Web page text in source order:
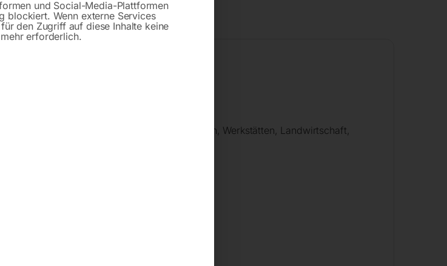
Betriebsanleitung
in Schulen, Lehrwerkstätten, Garagen, Werkstätten, Landwirtschaft,
der Prismenblöcke
und Social-Media-Plattformen
blockiert. Wenn externe Services
den Zugriff auf diese Inhalte keine
erforderlich.